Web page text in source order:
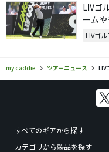
LIVゴ
ーム
LIVゴル
my caddie ツアーニュース LIV
すべてのギアから探す
カテゴリから製品を探す